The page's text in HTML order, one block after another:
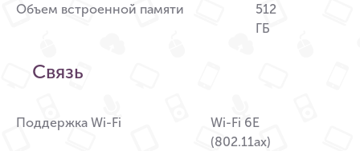
Объем встроенной памяти
512
ГБ
Связь
Поддержка Wi-Fi
Wi-Fi 6E
(802.11ax)